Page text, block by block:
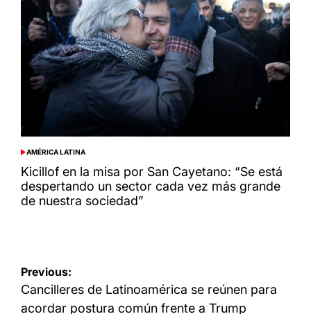
POSTED
IN
AMÉRICA LATINA
Kicillof en la misa por San Cayetano: “Se está
despertando un sector cada vez más grande
de nuestra sociedad”
Navegación
de
Previous:
Cancilleres de Latinoamérica se reúnen para
acordar postura común frente a Trump